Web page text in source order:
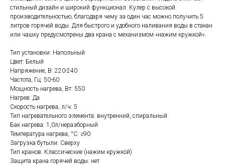
стильный дизайн и широкий функционал. Кулер с высокой
производительностью, благодаря чему за один час можно получить 5
литров горячей воды. Для быстрого и удобного наливания воды в стакан
или чашку предусмотрены два крана с механизмом «нажим кружкой».
Тип установки: Напольный
Цвет: Белый
Напряжение, В: 220-240
Частота, Гц: 50-60
Мощность нагрева, Вт: 550
Нагрев: Да
Скорость нагрева, л/ч: 5
Тип нагревательного элемента: внутренний, спиральный
Бак нагрева: 1,0л/неразборный
Температура нагрева, °С: ≥90
Загрузка бутыли: Сверху
Тип кранов: Классические (нажим кружкой)
Защита крана горячей воды: нет